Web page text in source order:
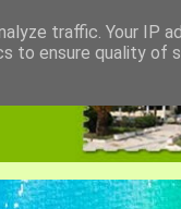
traffic. Your IP
to ensure quality of